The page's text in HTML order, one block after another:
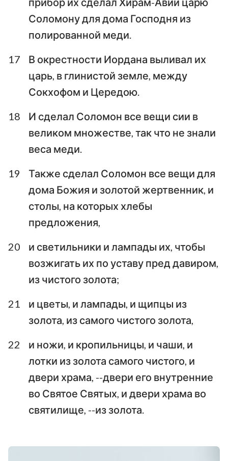
8
9 10 11 12 13
15
16 17 18
22
23 24 25 26 27
28
29
30 31 32 33 34
36
Соломону для дома Господня из
полированной меди.
17
В окрестности Иордана выливал их
царь, в глинистой земле, между
Сокхофом и Цередою.
18
И сделал Соломон все вещи сии в
великом множестве, так что не знали
веса меди.
19
Также сделал Соломон все вещи для
дома Божия и золотой жертвенник, и
столы, на которых хлебы
предложения,
20
и светильники и лампады их, чтобы
возжигать их по уставу пред давиром,
из чистого золота;
21
и цветы, и лампады, и щипцы из
золота, из самого чистого золота,
22
и ножи, и кропильницы, и чаши, и
лотки из золота самого чистого, и
двери храма, --двери его внутренние
во Святое Святых, и двери храма во
святилище, --из золота.